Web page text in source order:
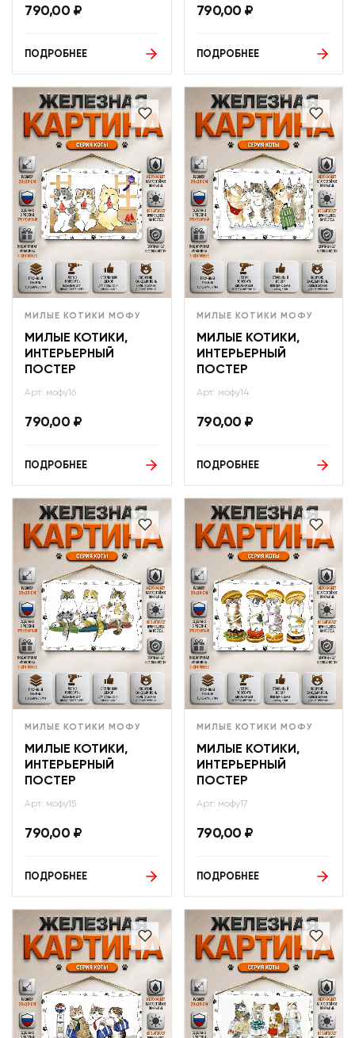
790,00 ₽
ПОДРОБНЕЕ
790,00 ₽
ПОДРОБНЕЕ
МИЛЫЕ КОТИКИ МОФУ
МИЛЫЕ КОТИКИ,
ИНТЕРЬЕРНЫЙ
ПОСТЕР
Арт: мофу16
790,00 ₽
ПОДРОБНЕЕ
МИЛЫЕ КОТИКИ МОФУ
МИЛЫЕ КОТИКИ,
ИНТЕРЬЕРНЫЙ
ПОСТЕР
Арт: мофу14
790,00 ₽
ПОДРОБНЕЕ
МИЛЫЕ КОТИКИ МОФУ
МИЛЫЕ КОТИКИ,
ИНТЕРЬЕРНЫЙ
ПОСТЕР
Арт: мофу15
790,00 ₽
ПОДРОБНЕЕ
МИЛЫЕ КОТИКИ МОФУ
МИЛЫЕ КОТИКИ,
ИНТЕРЬЕРНЫЙ
ПОСТЕР
Арт: мофу17
790,00 ₽
ПОДРОБНЕЕ